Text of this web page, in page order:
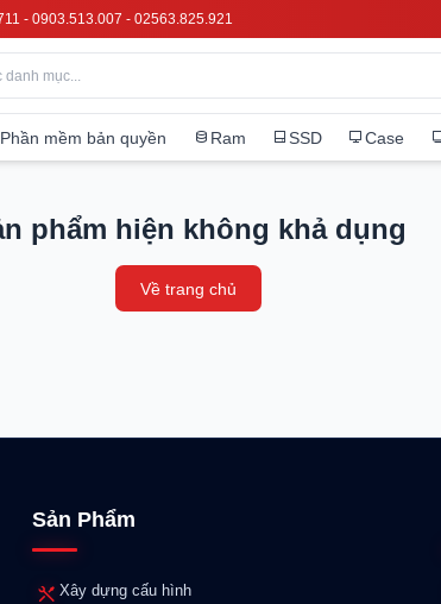
- 0903.513.007 - 02563.825.921
Phần mềm bản quyền Ram SSD Case
phẩm hiện không khả dụng
Về trang chủ
Sản Phẩm
Xây dựng cấu hình